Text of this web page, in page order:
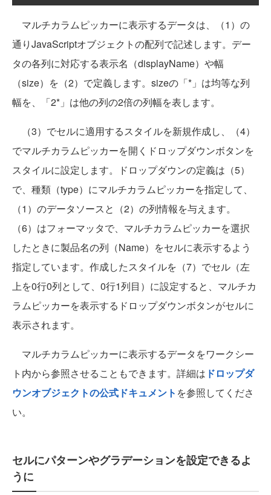
マルチカラムピッカーに表示するデータは、（1）の
通りJavaScriptオブジェクトの配列で記述します。デー
タの各列に対応する表示名（displayName）や幅
（size）を（2）で定義します。sizeの「*」は均等な列
幅を、「2*」は他の列の2倍の列幅を表します。
（3）でセルに適用するスタイルを新規作成し、（4）
でマルチカラムピッカーを開くドロップダウンボタンを
スタイルに設定します。ドロップダウンの定義は（5）
で、種類（type）にマルチカラムピッカーを指定して、
（1）のデータソースと（2）の列情報を与えます。
（6）はフォーマッタで、マルチカラムピッカーを選択
したときに製品名の列（Name）をセルに表示するよう
指定しています。作成したスタイルを（7）でセル（左
上を0行0列として、0行1列目）に設定すると、マルチカ
ラムピッカーを表示するドロップダウンボタンがセルに
表示されます。
マルチカラムピッカーに表示するデータをワークシー
ト内から参照させることもできます。詳細は ドロップダ
ウンオブジェクトの公式ドキュメント を参照してくださ
い。
セルにパターンやグラデーションを設定できるよ
うに